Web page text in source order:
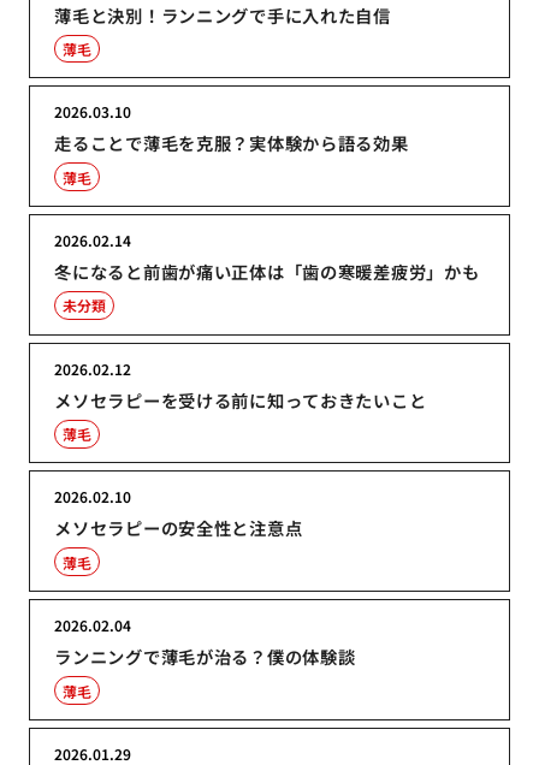
薄毛と決別！ランニングで手に入れた自信
薄毛
走ることで薄毛を克服？実体験から語る効果
2026.03.10
薄毛
冬になると前歯が痛い正体は「歯の寒暖差疲労」かも
2026.02.14
未分類
メソセラピーを受ける前に知っておきたいこと
2026.02.12
薄毛
メソセラピーの安全性と注意点
2026.02.10
薄毛
ランニングで薄毛が治る？僕の体験談
2026.02.04
薄毛
2026.01.29